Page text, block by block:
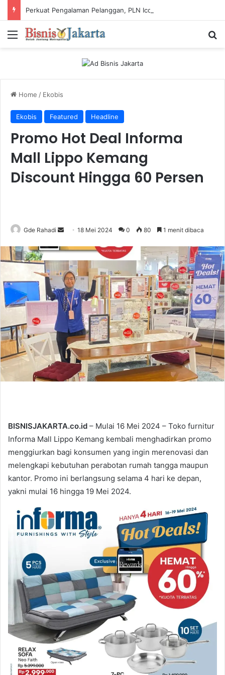
Menu
Home / Ekobis
Ekobis Featured Headline
Promo Hot Deal Informa
Mall Lippo Kemang
Discount Hingga 60 Persen
Gde Rahadi
n
a
n
e
m
18 Mei 2024 0 80 1 menit dibaca
BISNISJAKARTA.co.id – Mulai 16 Mei 2024 – Toko furnitur
Informa Mall Lippo Kemang kembali menghadirkan promo
menggiurkan bagi konsumen yang ingin merenovasi dan
melengkapi kebutuhan perabotan rumah tangga maupun
kantor. Promo ini berlangsung selama 4 hari ke depan,
yakni mulai 16 hingga 19 Mei 2024.